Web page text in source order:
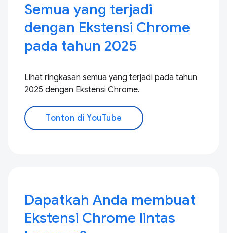
Semua yang terjadi
dengan Ekstensi Chrome
pada tahun 2025
Lihat ringkasan semua yang terjadi pada tahun
2025 dengan Ekstensi Chrome.
Tonton di YouTube
Dapatkah Anda membuat
Ekstensi Chrome lintas